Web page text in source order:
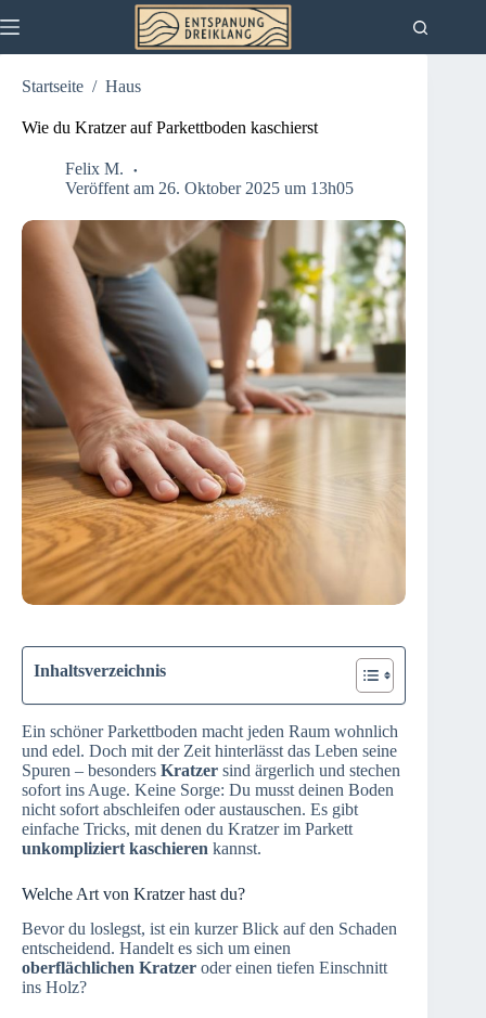
Inhalt
Startseite / Haus
Wie du Kratzer auf Parkettboden kaschierst
Felix M.
Veröffent am 26. Oktober 2025 um 13h05
Inhaltsverzeichnis
Ein schöner Parkettboden macht jeden Raum wohnlich
und edel. Doch mit der Zeit hinterlässt das Leben seine
Spuren – besonders Kratzer sind ärgerlich und stechen
sofort ins Auge. Keine Sorge: Du musst deinen Boden
nicht sofort abschleifen oder austauschen. Es gibt
einfache Tricks, mit denen du Kratzer im Parkett
unkompliziert kaschieren kannst.
Welche Art von Kratzer hast du?
Bevor du loslegst, ist ein kurzer Blick auf den Schaden
entscheidend. Handelt es sich um einen
oberflächlichen Kratzer oder einen tiefen Einschnitt
ins Holz?